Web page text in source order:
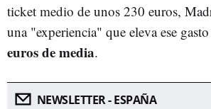
ticket medio de unos 230 euros,
una "experiencia" que eleva ese
euros de media.
NEWSLETTER - ESPAÑA